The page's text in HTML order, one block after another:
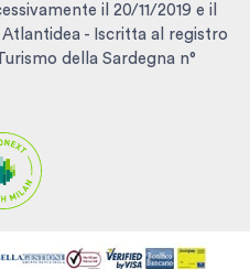
il 20/11/2019 e il
- Iscritta al registro
della Sardegna n°